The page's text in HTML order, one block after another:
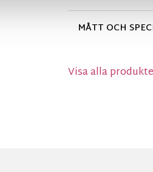
MÅTT OCH
Visa alla